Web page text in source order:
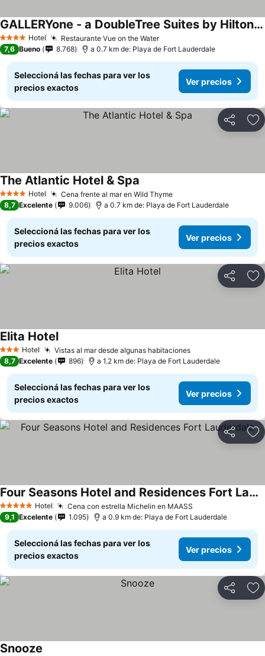
4 EstrellasHotel Restaurante Vue on the WaterVer precios
GALLERYone - a DoubleTree Suites by Hilton Hotel
Ver precios
7,6 Bueno 8.768 a 0.7 km de: Playa de Fort Lauderdale
Seleccioná las fechas para ver los
precios exactos
Ver precios
Compartir
4 EstrellasHotel Cena frente al mar en Wild ThymeVer precios
The Atlantic Hotel & Spa
8,7 Excelente 9.006 a 0.7 km de: Playa de Fort Lauderdale
Seleccioná las fechas para ver los
precios exactos
Ver precios
Compartir
3 Estrellas
Hotel Vistas al mar desde algunas habitacionesVer precios
Elita HotelVer precios
8,7 Excelente 896 a 1.2 km de: Playa de Fort Lauderdale
Seleccioná las fechas para ver los
precios exactos
Ver precios
Compartir
5 Estrellas Hotel Cena con estrella Michelin en MAASS
Four Seasons Hotel and Residences Fort Lauderdale
Ver precios
9,1 Excelente 1.095 a 0.9 km de: Playa de Fort Lauderdale
Seleccioná las fechas para ver los
precios exactos
Ver precios
Compartir
Snooze